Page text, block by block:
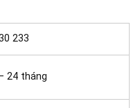
233
24 tháng